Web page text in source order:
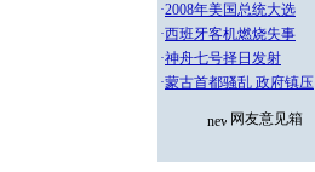
·2008年美国总统大选
·西班牙客机燃烧失事
·神舟七号择日发射
·蒙古首都骚乱 政府镇压
网友意见箱